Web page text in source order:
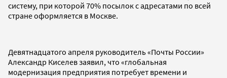
систему, при которой 70% посылок с адресатами по всей
стране оформляется в Москве.
Девятнадцатого апреля руководитель «Почты России»
Александр Киселев заявил, что «глобальная
модернизация предприятия потребует времени и